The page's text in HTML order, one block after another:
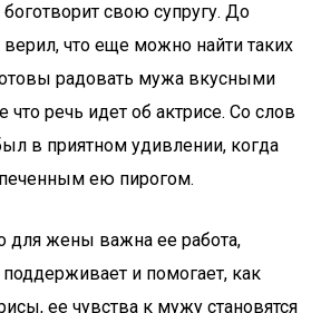
свою супругу. До
верил, что еще можно найти таких
радовать мужа вкусными
что речь идет об актрисе. Со слов
в приятном удивлении, когда
ею пирогом.
для жены важна ее работа,
и помогает, как
ее чувства к мужу становятся